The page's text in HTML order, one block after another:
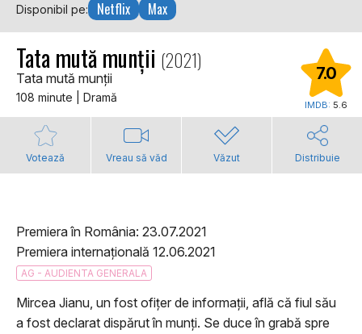
Disponibil pe: Netflix Max
Tata mută munții (2021)
Tata mută munții
108 minute | Dramă
7.0
IMDB: 5.6
Votează Vreau să văd Văzut Distribuie
Premiera în România: 23.07.2021
Premiera internațională 12.06.2021
AG - AUDIENTA GENERALA
Mircea Jianu, un fost ofițer de informații, află că fiul său
a fost declarat dispărut în munți. Se duce în grabă spre